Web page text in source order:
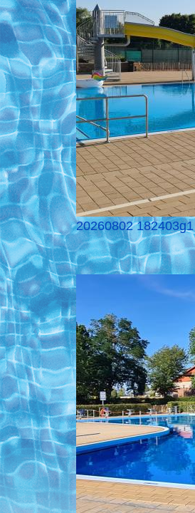
20260802 182403g1